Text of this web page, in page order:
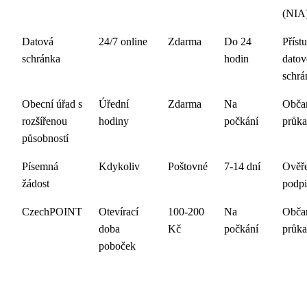
Datová
schránka
24/7 online Zdarma
Do 24
hodin
Obecní úřad s
rozšířenou
působností
Úřední
hodiny
Zdarma
Na
počkání
Písemná
žádost
Kdykoliv Poštovné 7-14 dní
CzechPOINT
Otevírací
doba
poboček
100-200
Kč
Na
počkání